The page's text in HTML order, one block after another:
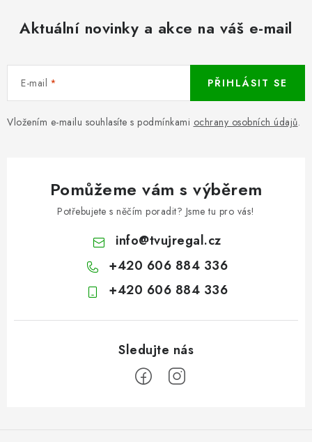
Aktuální novinky a akce na váš e-mail
E-mail
Vložením e-mailu souhlasíte s podmínkami ochrany osobních údajů.
PŘIHLÁSIT SE
Pomůžeme vám s výběrem
Potřebujete s něčím poradit? Jsme tu pro vás!
info@tvujregal.cz
+420 606 884 336
+420 606 884 336